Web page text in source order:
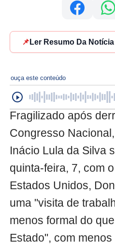
📌 Ler Resumo Da Notícia
ouça este conteúdo
Fragilizado após
Congresso
Inácio Lula da Silva
quinta-feira, 7, com
Estados Unidos,
uma "visita de
menos formal do
Estado", com